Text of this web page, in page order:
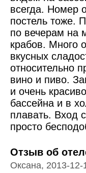
всегда. Номер
постель тоже.
по вечерам на
крабов. Много
вкусных
относительно
вино и пиво.
и очень
бассейна и в
плавать. Вход
просто
Отзыв об
Оксана, 2013-12-